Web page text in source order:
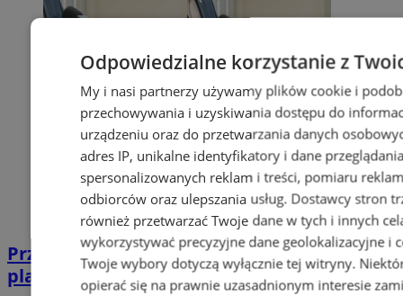
Przyszłość Wodzisławia Śląskiego:
planowane inwestycje na 2025 rok
Odpowiedzialne korzystanie z
My i nasi partnerzy używamy plików cookie i
przechowywania i uzyskiwania dostępu do
urządzeniu oraz do przetwarzania danych
adres IP, unikalne identyfikatory i dane
spersonalizowanych reklam i treści, pomiaru
odbiorców oraz ulepszania usług. Dostawcy stron
również przetwarzać Twoje dane w tych i innych
wykorzystywać precyzyjne dane geolokalizacyjne i
Twoje wybory dotyczą wyłącznie tej witryny.
opierać się na prawnie uzasadnionym interesie